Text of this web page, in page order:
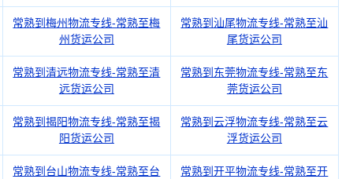
常熟到梅州物流专线-常熟至梅
州货运公司
常熟到汕尾物流专线-常熟至汕
尾货运公司
常熟到清远物流专线-常熟至清
远货运公司
常熟到东莞物流专线-常熟至东
莞货运公司
常熟到揭阳物流专线-常熟至揭
阳货运公司
常熟到云浮物流专线-常熟至云
浮货运公司
常熟到台山物流专线-常熟至台
常熟到开平物流专线-常熟至开